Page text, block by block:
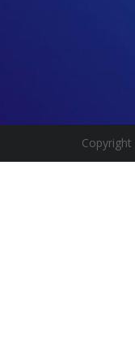
Copyright